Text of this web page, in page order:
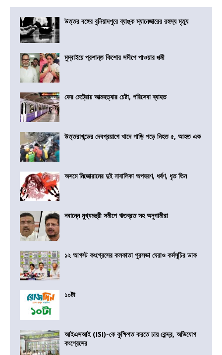
উত্তর বঙ্গের বুনিয়াদপুরে ব্যাঙ্ক ম্যানেজারের রহস্য মৃত্যু
মুম্বাইয়ে প্রশান্ত কিশোর সমীপে পাওয়ার পত্মী
ফের মেট্রোয় আত্মহত্যার চেষ্টা, পরিসেবা ব্যাহত
উত্তরাখন্ডের দেবপ্রয়াগে খাদে গাড়ি পড়ে নিহত ৫, আহত এক
অসমে মিজোরামের দুই নাবালিকা অপহরণ, ধর্ষণ, ধৃত তিন
নবান্নে মুখ্যমন্ত্রী সমীপে ঋতব্রত সহ অনুগামীরা
১২ আগস্ট কংগ্রেসের কলকাতা পুরসভা ঘেরাও কর্মসূচির ডাক
১০টা
আইএসআই (ISI)-কে কুক্ষিগত করতে চায় কেন্দ্র, অভিযোগ
কংগ্রেসের